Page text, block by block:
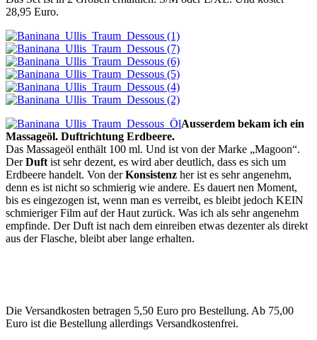
28,95 Euro.
Ausserdem bekam ich ein
Massageöl. Duftrichtung Erdbeere.
Das Massageöl enthält 100 ml. Und ist von der Marke „Magoon“.
DerDuft ist sehr dezent, es wird aber deutlich, dass es sich um
Erdbeere handelt. Von derKonsistenz her ist es sehr angenehm,
denn es ist nicht so schmierig wie andere. Es dauert nen Moment,
bis es eingezogen ist, wenn man es verreibt, es bleibt jedoch KEIN
schmieriger Film auf der Haut zurück. Was ich als sehr angenehm
empfinde. Der Duft ist nach dem einreiben etwas dezenter als direkt
aus der Flasche, bleibt aber lange erhalten.
Die Versandkosten betragen 5,50 Euro pro Bestellung. Ab 75,00
Euro ist die Bestellung allerdings Versandkostenfrei.